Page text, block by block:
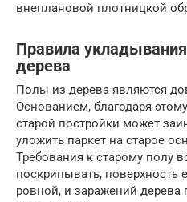
внеплановой плотницкой
Правила
дерева
Полы из дерева являются
Основанием, благодаря
старой постройки может
уложить паркет на старое
Требования к старому полу
поскрипывать, поверхность
ровной, и заражений